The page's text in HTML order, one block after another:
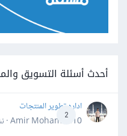
أحدث أسئلة التسويق
2
اداره تطوير المنتجات
Amir Mohamed10 · نشر